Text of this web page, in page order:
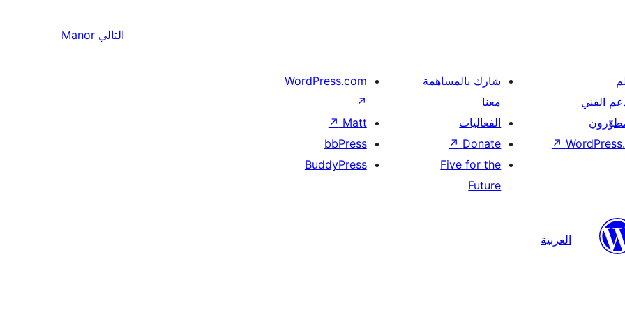
التالي Manor
الفني
↗
شارك بالمساهمة
معنا
الفعاليات
Donate
↗
Five for the
Future
WordPress.com
↗
Matt
↗
bbPress
BuddyPress
العربية